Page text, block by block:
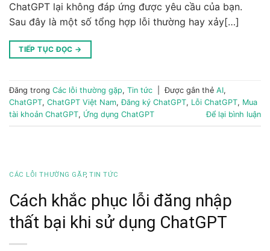
ChatGPT lại không đáp ứng được yêu cầu của bạn.
Sau đây là một số tổng hợp lỗi thường hay xảy[…]
TIẾP TỤC ĐỌC →
Đăng trong Các lỗi thường gặp, Tin tức Được gắn thẻ AI,
ChatGPT, ChatGPT Việt Nam,Đăng ký ChatGPT, Lỗi ChatGPT, Mua
tài khoản ChatGPT, Ứng dụng ChatGPT Để lại bình luận
CÁC LỖI THƯỜNG GẶP,TIN TỨC
Cách khắc phục lỗi đăng nhập
thất bại khi sử dụng ChatGPT